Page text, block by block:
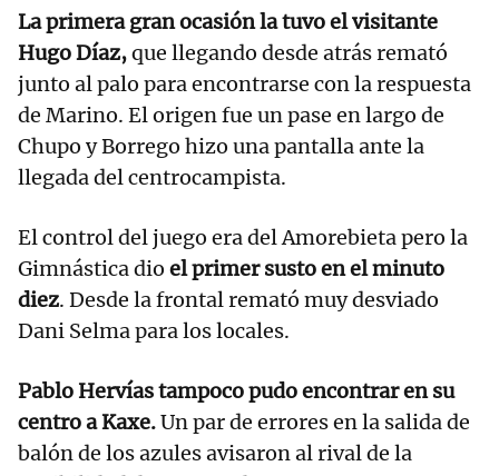
La primera gran ocasión la tuvo el visitante
Hugo Díaz,que llegando desde atrás remató
junto al palo para encontrarse con la respuesta
de Marino. El origen fue un pase en largo de
Chupo y Borrego hizo una pantalla ante la
llegada del centrocampista.
El control del juego era del Amorebieta pero la
Gimnástica dio el primer susto en el minuto
diez. Desde la frontal remató muy desviado
Dani Selma para los locales.
Pablo Hervías tampoco pudo encontrar en su
centro a Kaxe.Un par de errores en la salida de
balón de los azules avisaron al rival de la